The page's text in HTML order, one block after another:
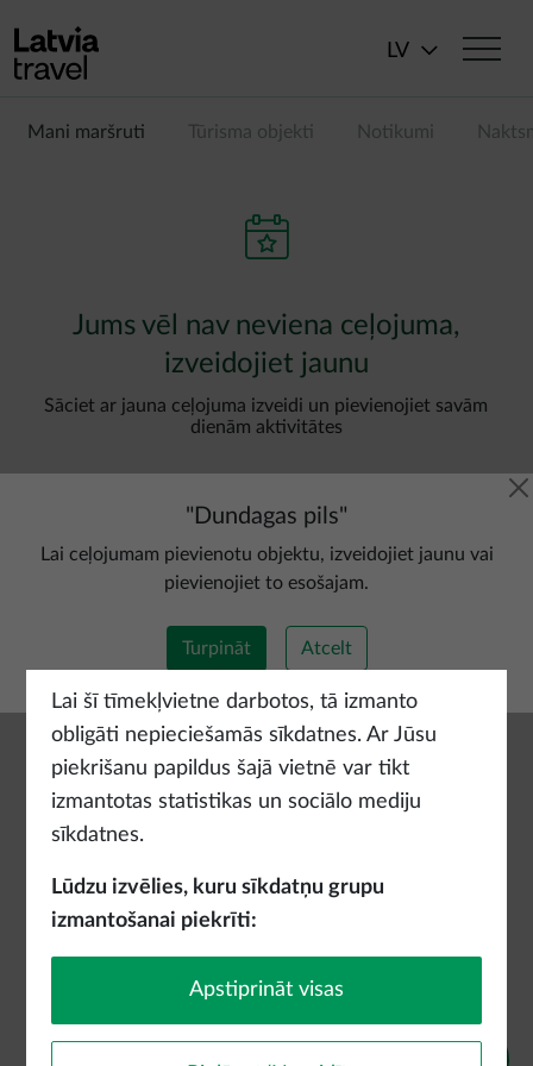
LV
Mani maršruti Tūrisma objekti Notikumi
Jums vēl nav neviena ceļojuma,
izveidojiet jaunu
Sāciet ar jauna ceļojuma izveidi un pievienojiet savām
dienām aktivitātes
Pievienot jaunu maršrutu
" Dundagas pils"
Lai ceļojumam pievienotu objektu, izveidojiet jaunu vai
pievienojiet to esošajam.
Turpināt Atcelt
Lai šī tīmekļvietne darbotos, tā izmanto
obligāti nepieciešamās sīkdatnes. Ar Jūsu
piekrišanu papildus šajā vietnē var tikt
izmantotas statistikas un sociālo mediju
sīkdatnes.
Lūdzu izvēlies, kuru sīkdatņu grupu
izmantošanai piekrīti:
Apstiprināt visas